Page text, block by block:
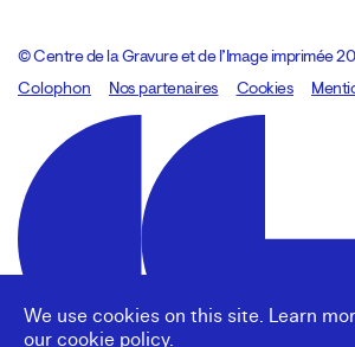
We use cookies on this site. Learn
our cookie policy.
© Centre de la Gravure et de l’Image imprimée
Colophon
Design:Marcel Kaczmarek, code:8080.studio
Nos partenaires Cookies